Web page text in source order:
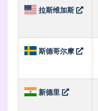
拉斯维加斯
斯德哥尔摩
新德里